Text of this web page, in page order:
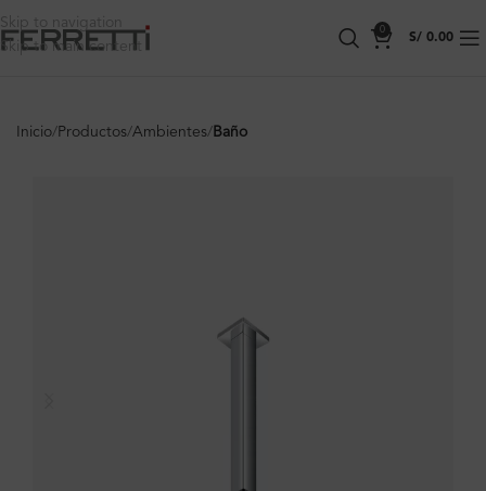
Skip to navigation
Skip to main content
0
S/ 0.00
Inicio Productos Ambientes Baño